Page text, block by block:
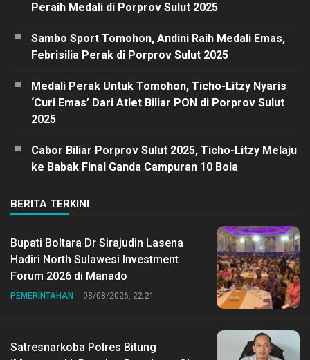
Peraih Medali di Porprov Sulut 2025
Sambo Sport Tomohon, Andini Raih Medali Emas,
Febrisilia Perak di Porprov Sulut 2025
Medali Perak Untuk Tomohon, Ticho-Litzy Nyaris
‘Curi Emas’ Dari Atlet Biliar PON di Porprov Sulut
2025
Cabor Biliar Porprov Sulut 2025, Ticho-Litzy Melaju
ke Babak Final Ganda Campuran 10 Bola
BERITA TERKINI
Bupati Boltara Dr Sirajudin Lasena
Hadiri North Sulawesi Investment
Forum 2026 di Manado
PEMERINTAHAN 08/08/2026, 22:21
Satresnarkoba Polres Bitung